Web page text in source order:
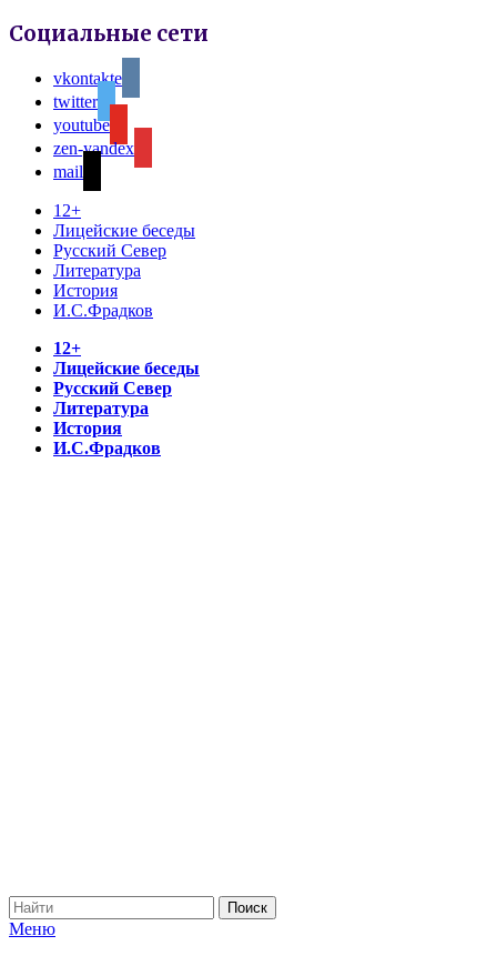
Социальные сети
vkontakte
twitter
youtube
zen-yandex
mail
12+
Лицейские беседы
Русский Север
Литература
История
И.С.Фрадков
12+
Лицейские беседы
Русский Север
Литература
История
И.С.Фрадков
Меню